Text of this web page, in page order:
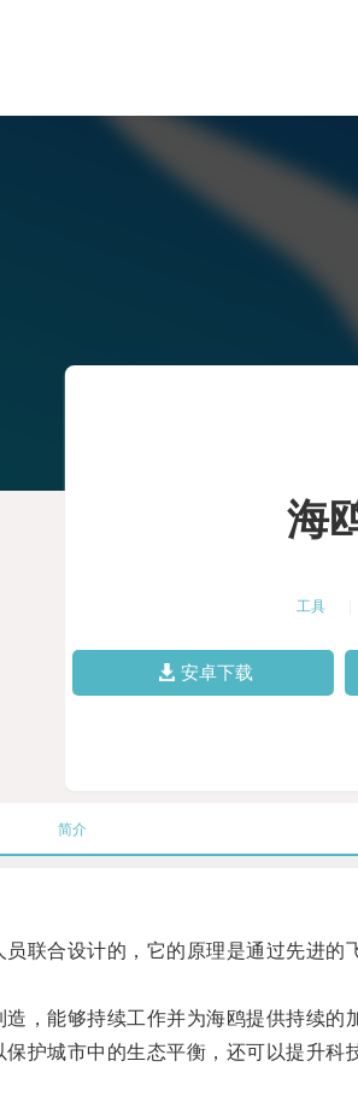
海
工具
安卓下载
简介
合设计的，它的原理是通过先进的
能够持续工作并为海鸥提供持续的
城市中的生态平衡，还可以提升科